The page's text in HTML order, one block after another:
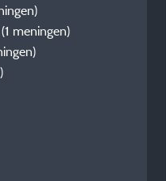
(1 meningen)